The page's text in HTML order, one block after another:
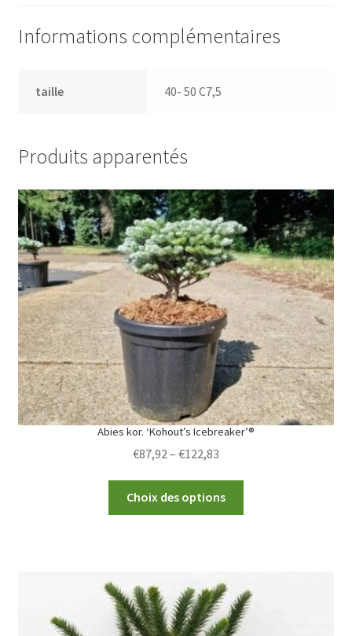
Informations complémentaires
taille 40- 50 C7,5
Produits apparentés
Abies kor. ‘Kohout’s Icebreaker’®
€87,92– €122,83
€87,92
through
Choix des options
The
options
may